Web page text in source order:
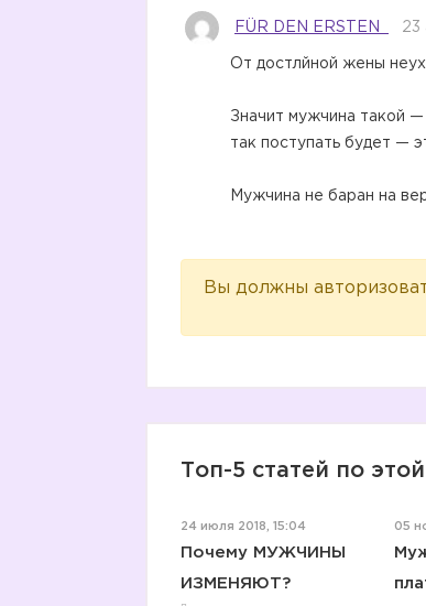
FÜR DEN ERSTEN 23
От достлйной жены
Значит мужчина такой
так поступать будет —
Мужчина не баран на
Вы должны
Топ-5 статей по
24 июля 2018, 15:04
Почему МУЖЧИНЫ
ИЗМЕНЯЮТ?
05